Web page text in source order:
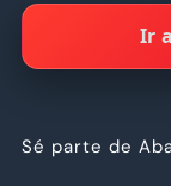
Ir
Sé parte de